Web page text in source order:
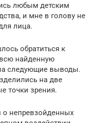
любым детским
и мне в голову не
лица.
обратиться к
найденную
следующие выводы.
на две
точки зрения.
непревзойденных